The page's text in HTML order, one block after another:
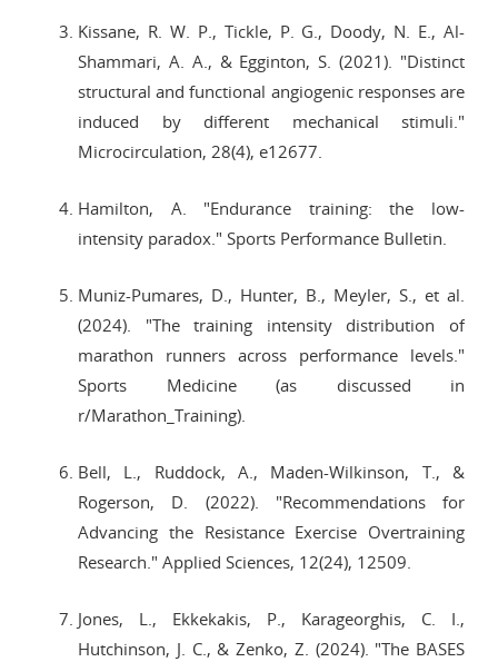
Kissane, R. W. P., Tickle, P. G., Doody, N. E., Al-
Shammari, A. A., & Egginton, S. (2021). "Distinct
structural and functional angiogenic responses are
induced by different mechanical stimuli."
Microcirculation, 28(4), e12677.
Hamilton, A. "Endurance training: the low-
intensity paradox." Sports Performance Bulletin.
Muniz-Pumares, D., Hunter, B., Meyler, S., et al.
(2024). "The training intensity distribution of
marathon runners across performance levels."
Sports Medicine (as discussed in
r/Marathon_Training).
Bell, L., Ruddock, A., Maden-Wilkinson, T., &
Rogerson, D. (2022). "Recommendations for
Advancing the Resistance Exercise Overtraining
Research." Applied Sciences, 12(24), 12509.
Jones, L., Ekkekakis, P., Karageorghis, C. I.,
Hutchinson, J. C., & Zenko, Z. (2024). "The BASES